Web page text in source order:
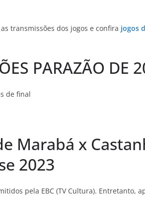
transmissões dos jogos e confira jogos
PARAZÃO DE
de final
Marabá x
2023
pela EBC (TV Cultura). Entretanto,